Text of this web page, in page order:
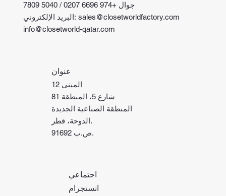
عنوان
المبنى 12
شارع 5، المنطقة 81
المنطقة الصناعية الجديدة
الدوحة، قطر.
ص.ب 91692.
جوال +974 6696 0207 / 5040 7809
البريد الإلكتروني: sales@closetworldfactory.com
info@closetworld-qatar.com
اجتماعي
انستجرام